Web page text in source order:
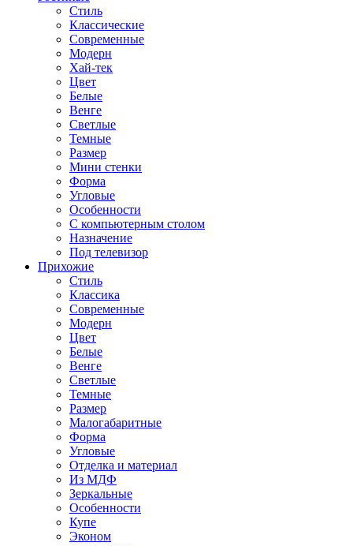
Стиль
Классические
Современные
Модерн
Хай-тек
Цвет
Белые
Венге
Светлые
Темные
Размер
Мини стенки
Форма
Угловые
Особенности
С компьютерным столом
Назначение
Под телевизор
Прихожие
Стиль
Классика
Современные
Модерн
Цвет
Белые
Венге
Светлые
Темные
Размер
Малогабаритные
Форма
Угловые
Отделка и материал
Из МДФ
Зеркальные
Особенности
Купе
Эконом